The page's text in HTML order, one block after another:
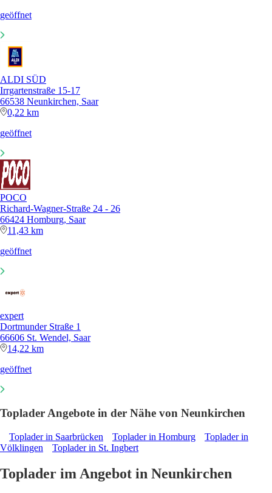
geöffnet
ALDI SÜD
Irrgartenstraße 15-17
66538 Neunkirchen, Saar
0,22 km
geöffnet
POCO
Richard-Wagner-Straße 24 - 26
66424 Homburg, Saar
11,43 km
geöffnet
expert
Dortmunder Straße 1
66606 St. Wendel, Saar
14,22 km
geöffnet
Toplader Angebote in der Nähe von Neunkirchen
Toplader in Saarbrücken Toplader in Homburg
Toplader in
Völklingen
Toplader in St. Ingbert
Toplader im Angebot in Neunkirchen